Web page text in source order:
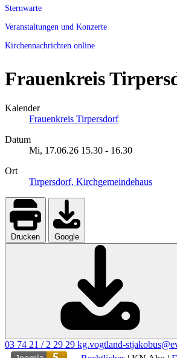
Sternwarte
Veranstaltungen und Konzerte
Kirchennachrichten online
Frauenkreis
Kalender
Frauenkreis Tirpersdorf
Datum
Mi, 17.06.26 15.30 - 16.30
Ort
Tirpersdorf, Kirchgemeindehaus
Drucken Google
03 74 21 / 2 29 29 kg.vogtland-